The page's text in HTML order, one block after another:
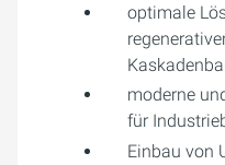
optimale
moderne
für
Einbau von